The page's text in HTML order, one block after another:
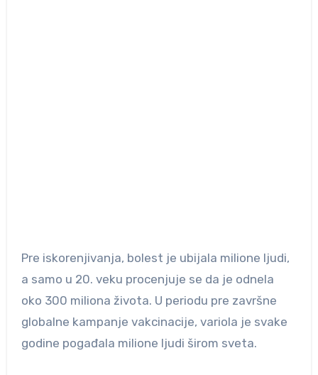
Pre iskorenjivanja, bolest je ubijala milione ljudi,
a samo u 20. veku procenjuje se da je odnela
oko 300 miliona života. U periodu pre završne
globalne kampanje vakcinacije, variola je svake
godine pogađala milione ljudi širom sveta.